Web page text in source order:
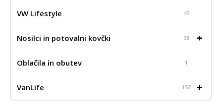
VW Lifestyle 45
+
Nosilci in potovalni kovčki 38
Oblačila in obutev 1
+
VanLife 152